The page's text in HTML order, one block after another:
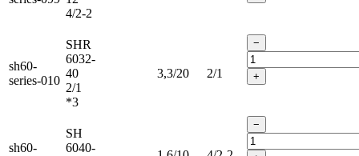
4/2-2
sh60-
series-010
SHR
6032-
40
2/1
*3
3,3/20 2/1
−
+
sh60-
SH
6040-
−